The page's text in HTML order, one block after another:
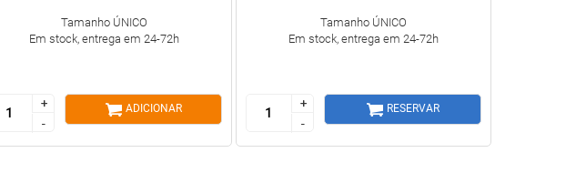
Tamanho ÚNICO
Em stock, entrega em 24-72h
+
-
+
-
ADICIONAR
Tamanho ÚNICO
Em stock, entrega em 24-72h
+
-
+
-
RESERVAR